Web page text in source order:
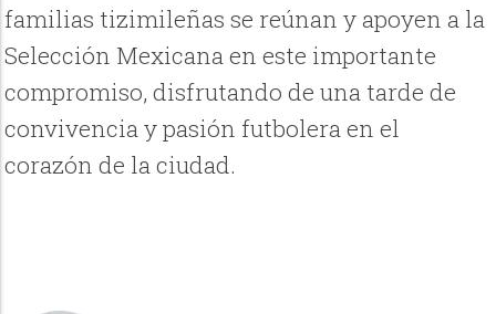
familias tizimileñas se reúnan y apoyen a la
Selección Mexicana en este importante
compromiso, disfrutando de una tarde de
convivencia y pasión futbolera en el
corazón de la ciudad.